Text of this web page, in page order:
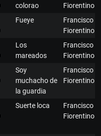
colorao
Fiorentino
Fueye
Francisco
Fiorentino
Los
mareados
Francisco
Fiorentino
Soy
muchacho de
la guardia
Francisco
Fiorentino
Suerte loca
Francisco
Fiorentino